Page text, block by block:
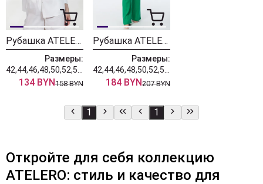
Рубашка ATELERO 1009 белый
Размеры:
134 BYN158 BYN
Рубашка ATELERO 1057 З
Размеры:
184 BYN207 BYN
1 1
Откройте для себя коллекцию
ATELERO: стиль и качество для